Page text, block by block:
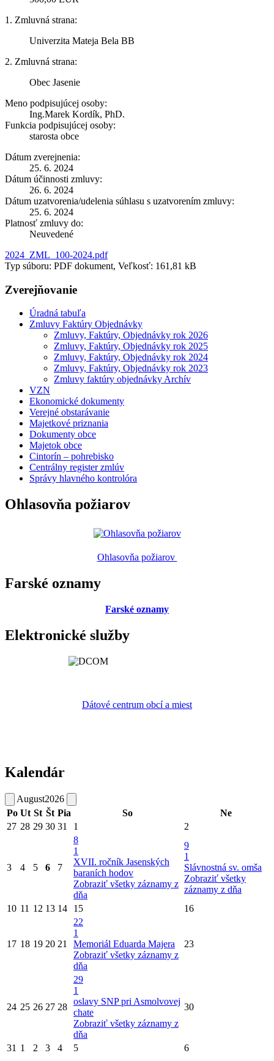
1. Zmluvná strana:
Univerzita Mateja Bela BB
2. Zmluvná strana:
Obec Jasenie
Meno podpisujúcej osoby:
Ing.Marek Kordík, PhD.
Funkcia podpisujúcej osoby:
starosta obce
Dátum zverejnenia:
25. 6. 2024
Dátum účinnosti zmluvy:
26. 6. 2024
Dátum uzatvorenia/udelenia súhlasu s uzatvorením zmluvy:
25. 6. 2024
Platnosť zmluvy do:
Neuvedené
2024_ZML_100-2024.pdf
Typ súboru: PDF dokument, Veľkosť: 161,81 kB
Zverejňovanie
Úradná tabuľa
Zmluvy Faktúry Objednávky
Zmluvy, Faktúry, Objednávky rok 2026
Zmluvy, Faktúry, Objednávky rok 2025
Zmluvy, Faktúry, Objednávky rok 2024
Zmluvy, Faktúry, Objednávky rok 2023
Zmluvy faktúry objednávky Archív
VZN
Ekonomické dokumenty
Verejné obstarávanie
Majetkové priznania
Dokumenty obce
Majetok obce
Cintorín – pohrebisko
Centrálny register zmlúv
Správy hlavného kontrolóra
Ohlasovňa požiarov
Ohlasovňa požiarov
Farské oznamy
Farské oznamy
Elektronické služby
Dátové centrum obcí a miest
Kalendár
August2026
Po Ut St Št Pia So
Ne
27 28 29 30 31 1 2
3 4 5 6 7
8
1
XVII. ročník Jasenských
baraních hodov
Zobraziť všetky záznamy z
dňa
9
1
Slávnostná sv. omša
Zobraziť všetky
záznamy z dňa
10 11 12 13 14 15 16
17 18 19 20 21
22
1
Memoriál Eduarda Majera
Zobraziť všetky záznamy z
dňa
23
24 25 26 27 28
29
1
oslavy SNP pri Asmolvovej
chate
Zobraziť všetky záznamy z
dňa
30
31 1 2 3 4 5 6